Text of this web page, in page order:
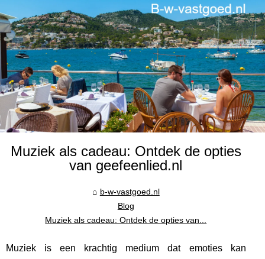
Muziek als cadeau: Ontdek de opties
van geefeenlied.nl
b-w-vastgoed.nl
Blog
Muziek als cadeau: Ontdek de opties van...
Muziek is een krachtig medium dat emoties kan